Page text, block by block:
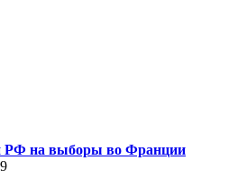
РФ на выборы во Франции